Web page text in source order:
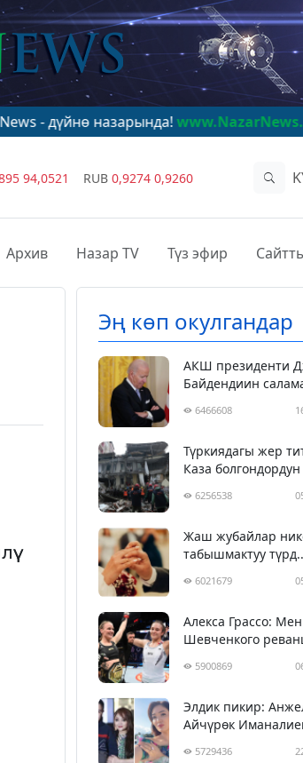
назарында!www.NazarNews.kg
94,0521 RUB 0,9274 0,9260
Архив Назар TV Түз эфир
Эң көп окулгандар
АКШ президенти
Байдендиин
6466608
Түркиядагы жер
Каза болгондордун
6256538
Жаш жубайлар
табышмактуу
6021679
Алекса Грассо: Мен
Шевченкого
5900869
Элдик пикир:
Айчүрөк
5729436